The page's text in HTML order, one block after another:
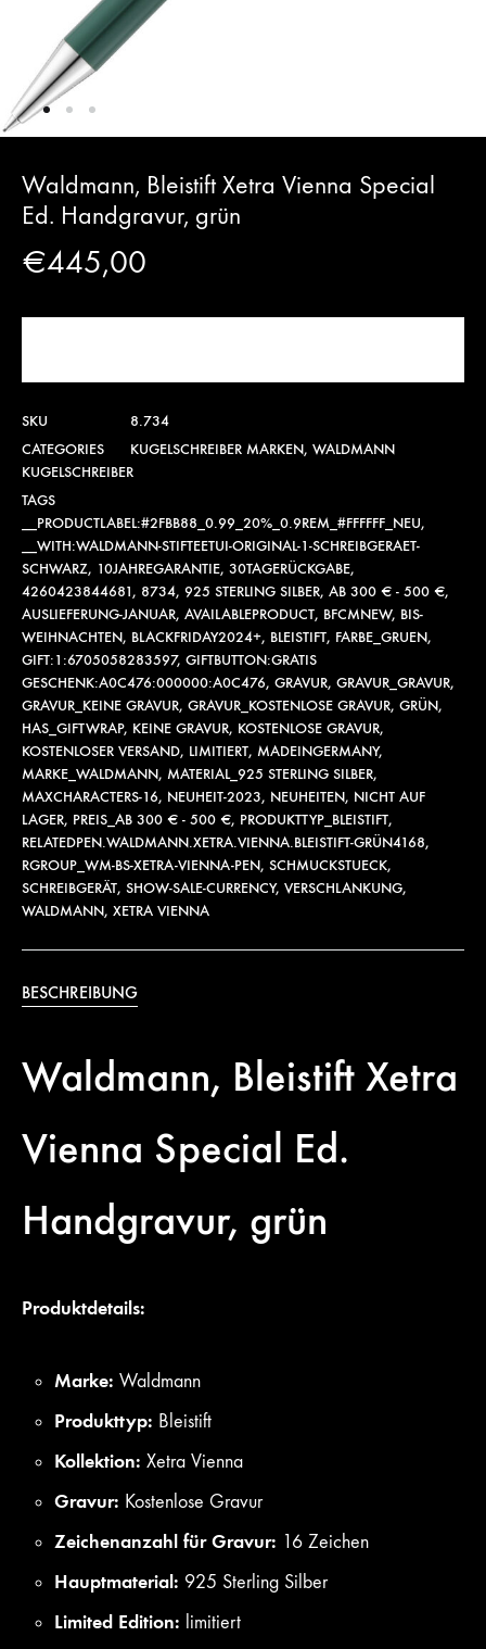
Waldmann, Bleistift Xetra Vienna Special
Ed. Handgravur, grün
€445,00
SKU
8.734
CATEGORIES
KUGELSCHREIBER MARKEN, WALDMANN
KUGELSCHREIBER
TAGS
__PRODUCTLABEL:#2FBB88_0.99_20%_0.9REM_#FFFFFF_NEU,
__WITH:WALDMANN-STIFTEETUI-ORIGINAL-1-SCHREIBGERAET-
SCHWARZ, 10JAHREGARANTIE, 30TAGERÜCKGABE,
4260423844681, 8734, 925 STERLING SILBER, AB 300 € - 500 €,
AUSLIEFERUNG-JANUAR, AVAILABLEPRODUCT, BFCMNEW, BIS-
WEIHNACHTEN, BLACKFRIDAY2024+, BLEISTIFT, FARBE_GRUEN,
GIFT:1:6705058283597, GIFTBUTTON:GRATIS
GESCHENK:A0C476:000000:A0C476, GRAVUR, GRAVUR_GRAVUR,
GRAVUR_KEINE GRAVUR, GRAVUR_KOSTENLOSE GRAVUR, GRÜN,
HAS_GIFTWRAP, KEINE GRAVUR, KOSTENLOSE GRAVUR,
KOSTENLOSER VERSAND, LIMITIERT, MADEINGERMANY,
MARKE_WALDMANN, MATERIAL_925 STERLING SILBER,
MAXCHARACTERS-16, NEUHEIT-2023, NEUHEITEN, NICHT AUF
LAGER, PREIS_AB 300 € - 500 €, PRODUKTTYP_BLEISTIFT,
RELATEDPEN.WALDMANN.XETRA.VIENNA.BLEISTIFT-GRÜN4168,
RGROUP_WM-BS-XETRA-VIENNA-PEN, SCHMUCKSTUECK,
SCHREIBGERÄT, SHOW-SALE-CURRENCY, VERSCHLANKUNG,
WALDMANN, XETRA VIENNA
BESCHREIBUNG
Waldmann, Bleistift Xetra
Vienna Special Ed.
Handgravur, grün
Produktdetails:
Marke: Waldmann
Produkttyp: Bleistift
Kollektion: Xetra Vienna
Gravur: Kostenlose Gravur
Zeichenanzahl für Gravur: 16 Zeichen
Hauptmaterial: 925 Sterling Silber
Limited Edition: limitiert